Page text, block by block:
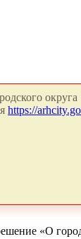
https://
«О